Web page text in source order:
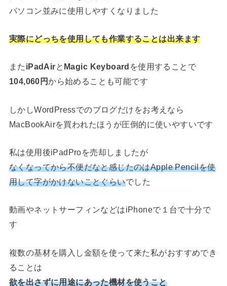
パソコン並みに使用しやすくなりました
実際にどっちを使用しても作業することは出来ます
また iPadAirと Magic Keyboard を使用することで
104,060円から始めることも可能です
しかしWordPressでのブログだけをお考えなら
MacBookAirを買われたほうが圧倒的に使いやすいです
私は使用後iPadProを売却しましたが
なくなってから不便だなと感じたのはApple Pencilを使
用して字がかけないことぐらいでした
動画やネットサーフィンなどはiPhoneで１台で十分で
す
複数の基材を購入し金額を使って来た私がおすすめでき
ることは
欲を出さずに用途にあった機材を使うこと